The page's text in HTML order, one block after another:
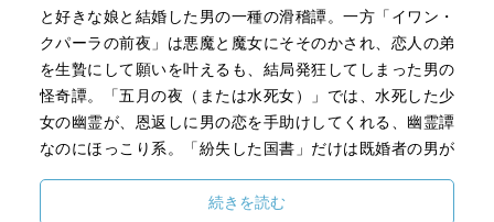
と好きな娘と結婚した男の一種の滑稽譚。一方「イワン・
クパーラの前夜」は悪魔と魔女にそそのかされ、恋人の弟
を生贄にして願いを叶えるも、結局発狂してしまった男の
怪奇譚。「五月の夜（または水死女）」では、水死した少
女の幽霊が、恩返しに男の恋を手助けしてくれる、幽霊譚
なのにほっこり系。「紛失した国書」だけは既婚者の男が
ランプで勝負して帰還する冒険譚。
続きを読む